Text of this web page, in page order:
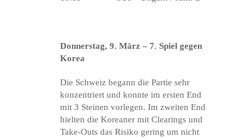
Donnerstag, 9. März – 7. Spiel gegen
Korea
Die Schweiz begann die Partie sehr
konzentriert und konnte im ersten End
mit 3 Steinen vorlegen. Im zweiten End
hielten die Koreaner mit Clearings und
Take-Outs das Risiko gering um nicht